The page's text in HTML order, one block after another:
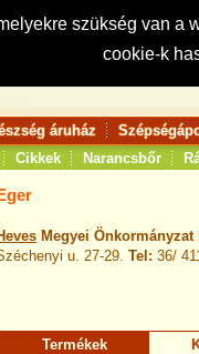
szükség van
cookie-k
Keresés:
áruház
Cikkek Narancsbőr
Megyei
u. 27-29. Tel: 36/
Termékek